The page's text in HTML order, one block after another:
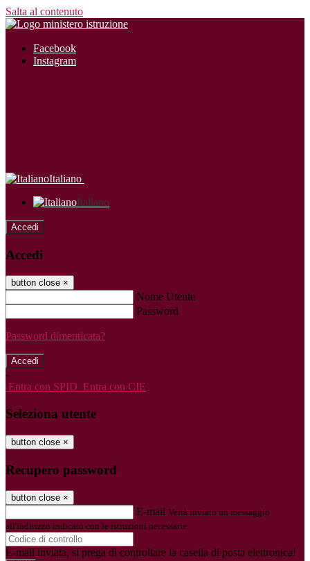
Salta al contenuto
Facebook
Instagram
Italiano
Italiano
Accedi
Accedi
button close ×
Nome Utente
Password
Password dimenticata?
-
Entra con SPID Entra con CIE
Seleziona utente
button close ×
Recupero password
button close ×
E-mail Verrà inviato un messaggio
all'indirizzo indicato con le istruzioni necessarie.
E-mail inviata, si prega di controllare la casella di posta elettronica!